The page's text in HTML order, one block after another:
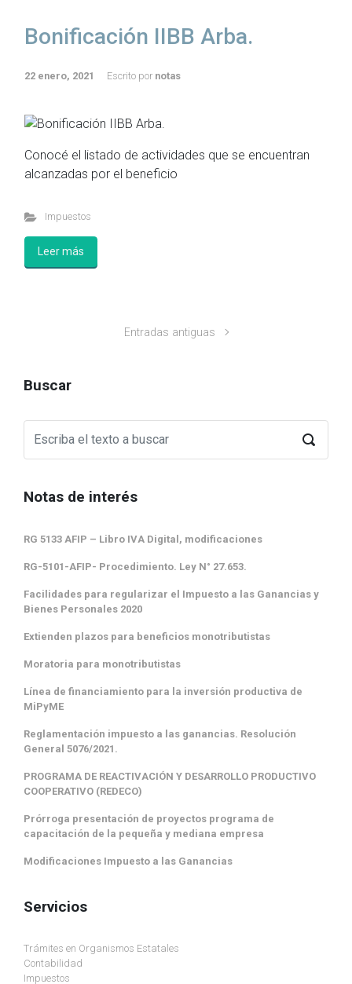
Bonificación IIBB Arba.
22 enero, 2021 Escrito por notas
Conocé el listado de actividades que se encuentran
alcanzadas por el beneficio
Impuestos
Leer más
Entradas antiguas
Buscar
Notas de interés
RG 5133 AFIP – Libro IVA Digital, modificaciones
RG-5101-AFIP- Procedimiento. Ley N° 27.653.
Facilidades para regularizar el Impuesto a las Ganancias y
Bienes Personales 2020
Extienden plazos para beneficios monotributistas
Moratoria para monotributistas
Línea de financiamiento para la inversión productiva de
MiPyME
Reglamentación impuesto a las ganancias. Resolución
General 5076/2021.
PROGRAMA DE REACTIVACIÓN Y DESARROLLO PRODUCTIVO
COOPERATIVO (REDECO)
Prórroga presentación de proyectos programa de
capacitación de la pequeña y mediana empresa
Modificaciones Impuesto a las Ganancias
Servicios
Trámites en Organismos Estatales
Contabilidad
Impuestos